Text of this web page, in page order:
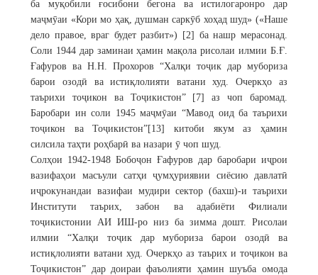
ба муқобили ғосибони бегона ва истилогаронро дар
маҷмӯаи «Кори мо ҳақ, душман саркӯб хоҳад шуд» («Наше
дело правое, враг будет разбит») [2] ба нашр мерасонад.
Соли 1944 дар заминаи ҳамин мақола рисолаи илмии Б.Ғ.
Ғафуров ва Н.Н. Прохоров “Халқи тоҷик дар мубориза
барои озодӣ ва истиқлолияти ватани худ. Очеркҳо аз
таърихи тоҷикон ва Тоҷикистон” [7] аз чоп баромад.
Баробари ин соли 1945 маҷмӯаи “Мавод оид ба таърихи
тоҷикон ва Тоҷикистон”[13] китоби якум аз ҳамин
силсила таҳти роҳбарӣ ва назари ӯ чоп шуд.
Солҳои 1942-1948 Бобоҷон Ғафуров дар баробари иҷрои
вазифаҳои масъули сатҳи ҷумҳуриявии сиёсию давлатӣ
иҷрокунандаи вазифаи мудири сектор (бахш)-и таърихи
Институти таърих, забон ва адабиёти Филиали
тоҷикистонии АИ ИШ-ро низ ба зимма дошт. Рисолаи
илмии “Халқи тоҷик дар мубориза барои озодӣ ва
истиқлолияти ватани худ. Очеркҳо аз таърих и тоҷикон ва
Тоҷикистон” дар доираи фаъолияти ҳамин шуъба омода